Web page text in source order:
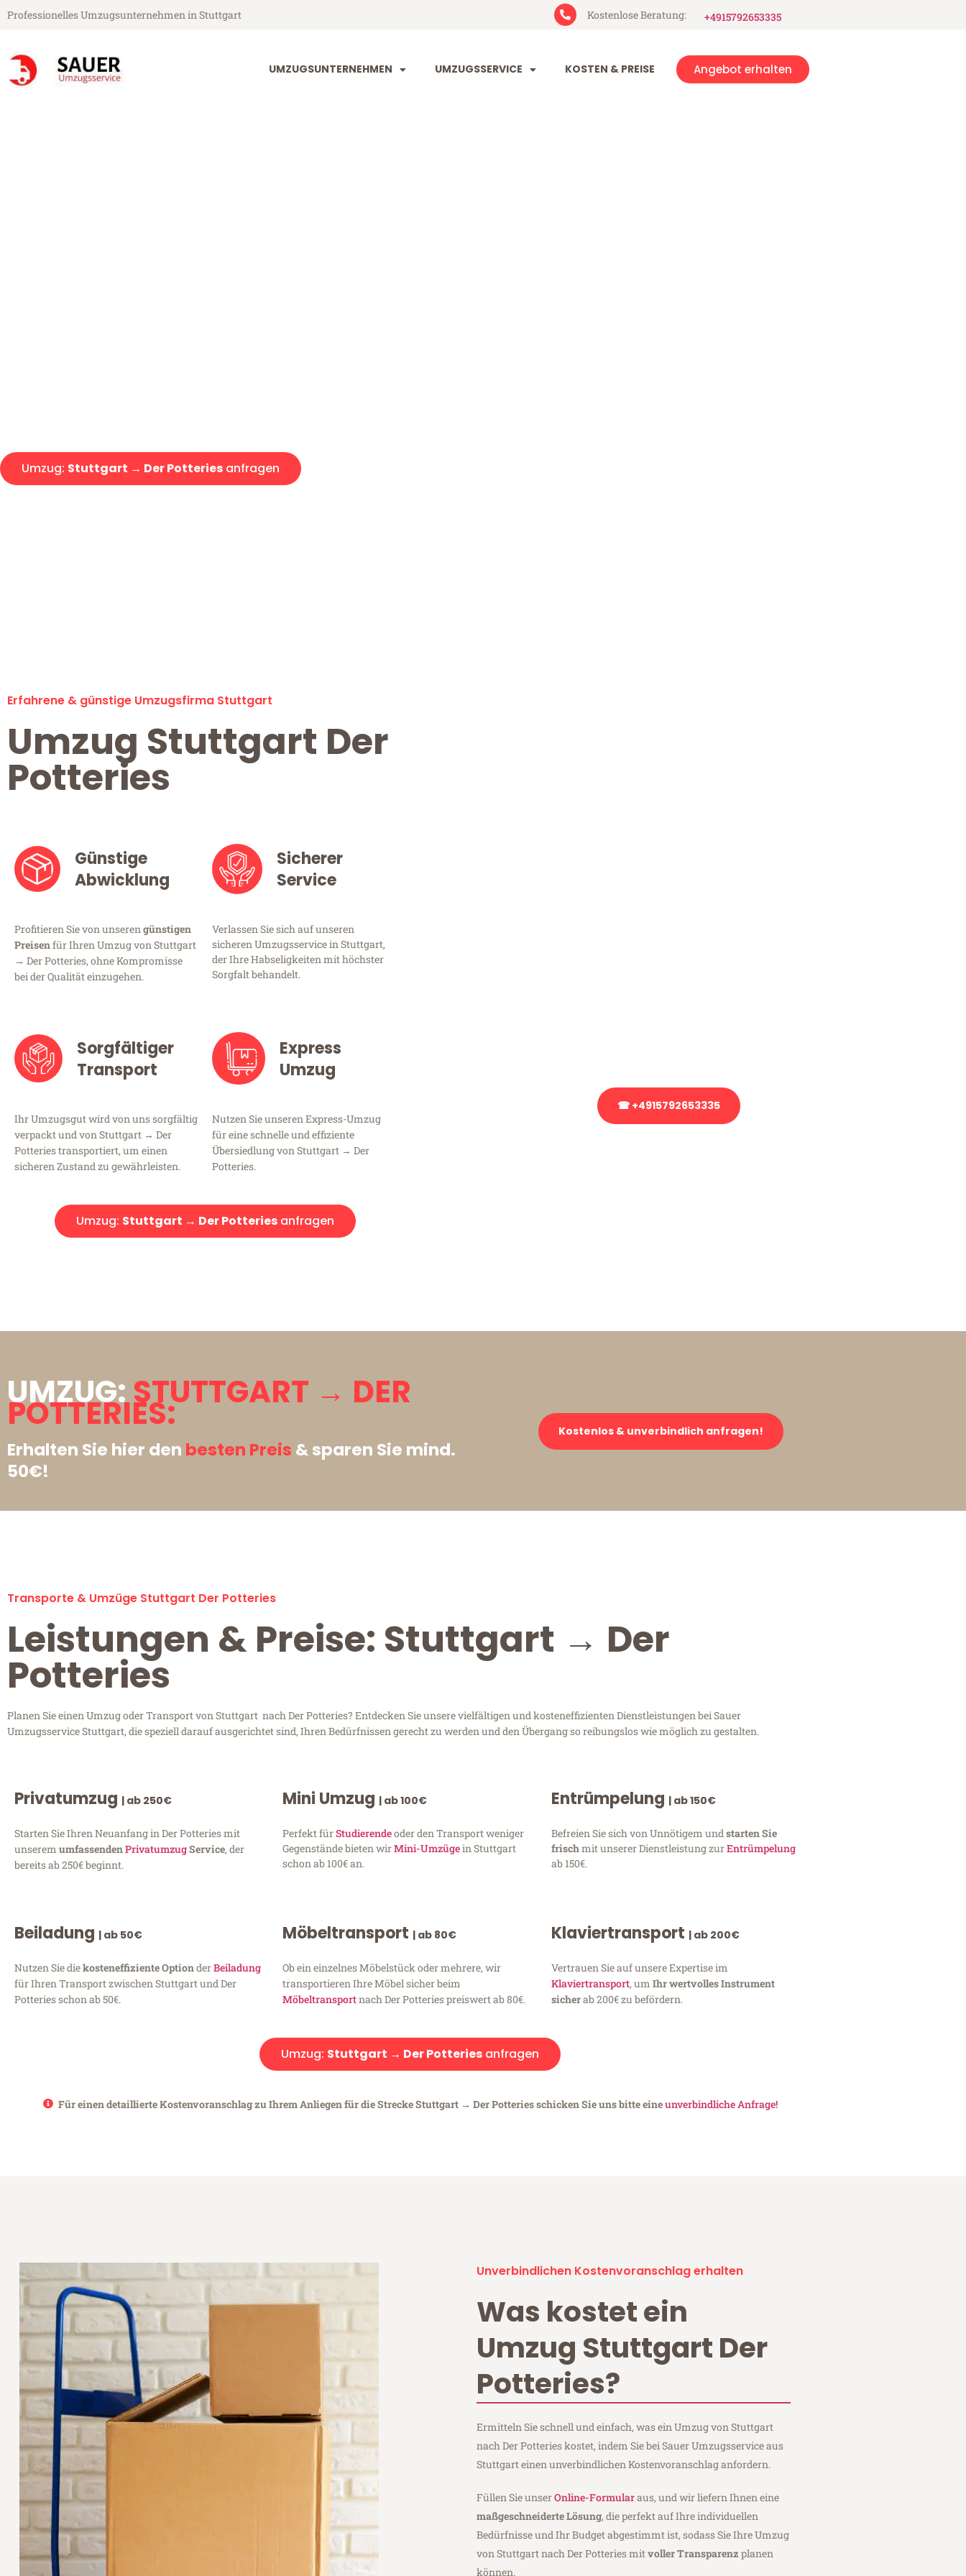
Professionelles Umzugsunternehmen in Stuttgart Kostenlose Beratung: +4915792653335
UMZUGSUNTERNEHMEN UMZUGSSERVICE KOSTEN & PREISE Angebot erhalten
Umzug: Stuttgart → Der Potteries anfragen
Erfahrene & günstige Umzugsfirma Stuttgart
Umzug Stuttgart Der
Potteries
Günstige
Abwicklung
Profitieren Sie von unserengünstigen
Preisenfür Ihren Umzug von Stuttgart
→ Der Potteries, ohne Kompromisse
bei der Qualität einzugehen.
Sicherer
Service
Verlassen Sie sich auf unseren
sicheren Umzugsservice in Stuttgart,
der Ihre Habseligkeiten mit höchster
Sorgfalt behandelt.
Sorgfältiger
Transport
Ihr Umzugsgut wird von uns sorgfältig
verpackt und von Stuttgart → Der
Potteries transportiert, um einen
sicheren Zustand zu gewährleisten.
Express
Umzug
Nutzen Sie unseren Express-Umzug
für eine schnelle und effiziente
Übersiedlung von Stuttgart → Der
Potteries.
Umzug: Stuttgart → Der Potteriesanfragen
☎ +4915792653335
UMZUG:STUTTGART → DER
POTTERIES:
Erhalten Sie hier den besten Preis & sparen Sie mind.
50€!
Kostenlos & unverbindlich anfragen!
Transporte & Umzüge Stuttgart Der Potteries
Leistungen & Preise: Stuttgart → Der
Potteries
Planen Sie einen Umzug oder Transport von Stuttgart nach Der Potteries? Entdecken Sie unsere vielfältigen und kosteneffizienten Dienstleistungen bei Sauer
Umzugsservice Stuttgart, die speziell darauf ausgerichtet sind, Ihren Bedürfnissen gerecht zu werden und den Übergang so reibungslos wie möglich zu gestalten.
Privatumzug | ab 250€
Starten Sie Ihren Neuanfang in Der Potteries mit
unserem umfassendenPrivatumzugService, der
bereits ab 250€ beginnt.
Mini Umzug | ab 100€
Perfekt fürStudierendeoder den Transport weniger
Gegenstände bieten wirMini-Umzügein Stuttgart
schon ab 100€ an.
Entrümpelung | ab 150€
Befreien Sie sich von Unnötigem und starten Sie
frischmit unserer Dienstleistung zurEntrümpelung
ab 150€.
Beiladung | ab 50€
Nutzen Sie diekosteneffiziente OptionderBeiladung
für Ihren Transport zwischen Stuttgart und Der
Potteries schon ab 50€.
Möbeltransport | ab 80€
Ob ein einzelnes Möbelstück oder mehrere, wir
transportieren Ihre Möbel sicher beim
Möbeltransportnach Der Potteries preiswert ab 80€.
Klaviertransport | ab 200€
Vertrauen Sie auf unsere Expertise im
Klaviertransport, um Ihr wertvolles Instrument
sicherab 200€ zu befördern.
Umzug: Stuttgart → Der Potteriesanfragen
Für einen detaillierte Kostenvoranschlag zu Ihrem Anliegen für die Strecke Stuttgart → Der Potteries schicken Sie uns bitte eineunverbindliche Anfrage!
Unverbindlichen Kostenvoranschlag erhalten
Was kostet ein
Umzug Stuttgart Der
Potteries?
Ermitteln Sie schnell und einfach, was ein Umzug von Stuttgart
nach Der Potteries kostet, indem Sie bei Sauer Umzugsservice aus
Stuttgart einen unverbindlichen Kostenvoranschlag anfordern.
Füllen Sie unserOnline-Formularaus, und wir liefern Ihnen eine
maßgeschneiderte Lösung, die perfekt auf Ihre individuellen
Bedürfnisse und Ihr Budget abgestimmt ist, sodass Sie Ihre Umzug
von Stuttgart nach Der Potteries mitvoller Transparenz planen
können.